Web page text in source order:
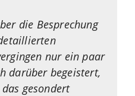
die Besprechung
nur ein paar
darüber begeistert,
gesondert